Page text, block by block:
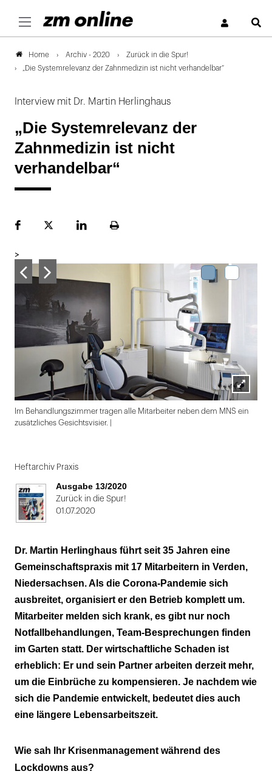
Home Archiv - 2020
Zurück in die Spur!
„Die Systemrelevanz der Zahnmedizin ist nicht verhandelbar“
Interview mit Dr. Martin Herlinghaus
„Die Systemrelevanz der
Zahnmedizin ist nicht
verhandelbar“
FacebookPlattformLinekdInSeite
>
Lightbox
öffnen
Im Behandlungszimmer tragen alle Mitarbeiter neben dem MNS ein
zusätzliches Gesichtsvisier. |
1
von
2
Heftarchiv Praxis
Ausgabe 13/2020
Zurück in die Spur!
01.07.2020
Dr. Martin Herlinghaus führt seit 35 Jahren eine
Gemeinschaftspraxis mit 17 Mitarbeitern in Verden,
Niedersachsen. Als die Corona-Pandemie sich
ausbreitet, organisiert er den Betrieb komplett um.
Mitarbeiter melden sich krank, es gibt nur noch
Notfallbehandlungen, Team-Besprechungen finden
im Garten statt. Der wirtschaftliche Schaden ist
erheblich: Er und sein Partner arbeiten derzeit mehr,
um die Einbrüche zu kompensieren. Je nachdem wie
sich die Pandemie entwickelt, bedeutet dies auch
eine längere Lebensarbeitszeit.
Wie sah Ihr Krisenmanagement während des
Lockdowns aus?